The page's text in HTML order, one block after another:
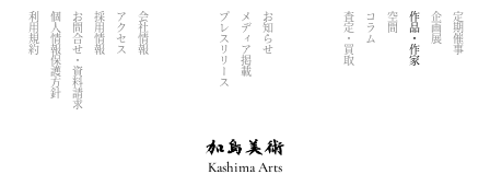
定期催事
企画展
作品・作家
空間
コラム
査定・買取
お知らせ
メディア掲載
プレスリリース
会社情報
アクセス
採用情報
お問合せ・資料請求
個人情報保護方針
利用規約
Kashima Arts